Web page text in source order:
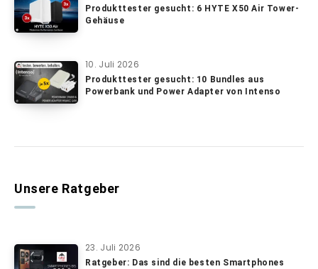
Produkttester gesucht: 6 HYTE X50 Air Tower-
Gehäuse
10. Juli 2026
Produkttester gesucht: 10 Bundles aus
Powerbank und Power Adapter von Intenso
Unsere Ratgeber
23. Juli 2026
Ratgeber: Das sind die besten Smartphones